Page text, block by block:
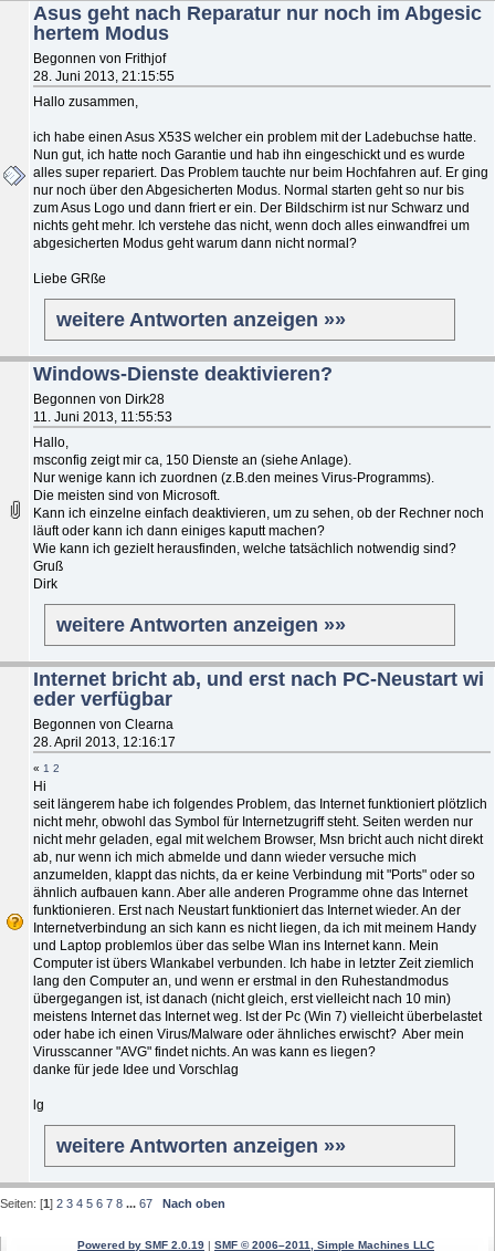
Asus geht nach Reparatur nur noch im Abgesic
hertem Modus
Begonnen von Frithjof
28. Juni 2013, 21:15:55
Hallo zusammen,
ich habe einen Asus X53S welcher ein problem mit der Ladebuchse hatte.
Nun gut, ich hatte noch Garantie und hab ihn eingeschickt und es wurde
alles super repariert. Das Problem tauchte nur beim Hochfahren auf. Er ging
nur noch über den Abgesicherten Modus. Normal starten geht so nur bis
zum Asus Logo und dann friert er ein. Der Bildschirm ist nur Schwarz und
nichts geht mehr. Ich verstehe das nicht, wenn doch alles einwandfrei um
abgesicherten Modus geht warum dann nicht normal?
Liebe GRße
weitere Antworten anzeigen »»
Windows-Dienste deaktivieren?
Begonnen von Dirk28
11. Juni 2013, 11:55:53
Hallo,
msconfig zeigt mir ca, 150 Dienste an (siehe Anlage).
Nur wenige kann ich zuordnen (z.B.den meines Virus-Programms).
Die meisten sind von Microsoft.
Kann ich einzelne einfach deaktivieren, um zu sehen, ob der Rechner noch
läuft oder kann ich dann einiges kaputt machen?
Wie kann ich gezielt herausfinden, welche tatsächlich notwendig sind?
Gruß
Dirk
weitere Antworten anzeigen »»
Internet bricht ab, und erst nach PC-Neustart wi
eder verfügbar
Begonnen von Clearna
28. April 2013, 12:16:17
« 1 2
Hi
seit längerem habe ich folgendes Problem, das Internet funktioniert plötzlich
nicht mehr, obwohl das Symbol für Internetzugriff steht. Seiten werden nur
nicht mehr geladen, egal mit welchem Browser, Msn bricht auch nicht direkt
ab, nur wenn ich mich abmelde und dann wieder versuche mich
anzumelden, klappt das nichts, da er keine Verbindung mit "Ports" oder so
ähnlich aufbauen kann. Aber alle anderen Programme ohne das Internet
funktionieren. Erst nach Neustart funktioniert das Internet wieder. An der
Internetverbindung an sich kann es nicht liegen, da ich mit meinem Handy
und Laptop problemlos über das selbe Wlan ins Internet kann. Mein
Computer ist übers Wlankabel verbunden. Ich habe in letzter Zeit ziemlich
lang den Computer an, und wenn er erstmal in den Ruhestandmodus
übergegangen ist, ist danach (nicht gleich, erst vielleicht nach 10 min)
meistens Internet das Internet weg. Ist der Pc (Win 7) vielleicht überbelastet
oder habe ich einen Virus/Malware oder ähnliches erwischt? Aber mein
Virusscanner "AVG" findet nichts. An was kann es liegen?
danke für jede Idee und Vorschlag
lg
weitere Antworten anzeigen »»
Seiten: [1] 2 3 4 5 6 7 8 ... 67 Nach oben
Powered by SMF 2.0.19 | SMF © 2006–2011, Simple Machines LLC